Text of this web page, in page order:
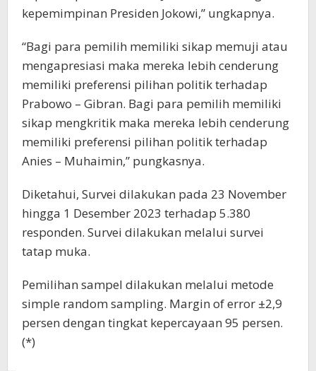
kepemimpinan Presiden Jokowi,” ungkapnya.
“Bagi para pemilih memiliki sikap memuji atau
mengapresiasi maka mereka lebih cenderung
memiliki preferensi pilihan politik terhadap
Prabowo – Gibran. Bagi para pemilih memiliki
sikap mengkritik maka mereka lebih cenderung
memiliki preferensi pilihan politik terhadap
Anies – Muhaimin,” pungkasnya.
Diketahui, Survei dilakukan pada 23 November
hingga 1 Desember 2023 terhadap 5.380
responden. Survei dilakukan melalui survei
tatap muka.
Pemilihan sampel dilakukan melalui metode
simple random sampling. Margin of error ±2,9
persen dengan tingkat kepercayaan 95 persen.
(*)